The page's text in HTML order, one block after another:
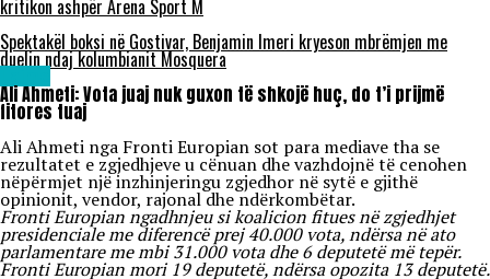
kritikon ashpër Arena Sport M
Spektakël boksi në Gostivar, Benjamin Imeri kryeson mbrëmjen me
duelin ndaj kolumbianit Mosquera
Ali Ahmeti: Vota juaj nuk guxon të shkojë huç, do t’i prijmë
fitores tuaj
Ali Ahmeti nga Fronti Europian sot para mediave tha se
rezultatet e zgjedhjeve u cënuan dhe vazhdojnë të cenohen
nëpërmjet një inzhinjeringu zgjedhor në sytë e gjithë
opinionit, vendor, rajonal dhe ndërkombëtar.
Fronti Europian ngadhnjeu si koalicion fitues në zgjedhjet
presidenciale me diferencë prej 40.000 vota, ndërsa në ato
parlamentare me mbi 31.000 vota dhe 6 deputetë më tepër.
Fronti Europian mori 19 deputetë, ndërsa opozita 13 deputetë.